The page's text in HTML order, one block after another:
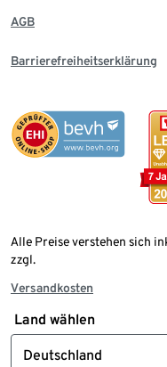
AGB
Barrierefreiheitserklärung
Alle Preise verstehen sich
zzgl.
Versandkosten
Land wählen
Deutschland